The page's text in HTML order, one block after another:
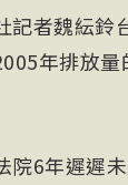
記者魏紜
年排放
院6年遲遲